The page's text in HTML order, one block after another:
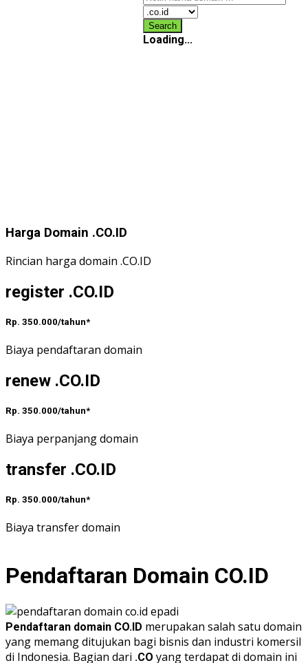
Loading...
Harga Domain .CO.ID
Rincian harga domain .CO.ID
register .CO.ID
Rp. 350.000/tahun*
Biaya pendaftaran domain
renew .CO.ID
Rp. 350.000/tahun*
Biaya perpanjang domain
transfer .CO.ID
Rp. 350.000/tahun*
Biaya transfer domain
Pendaftaran Domain CO.ID
Pendaftaran domain CO.ID merupakan salah satu domain
yang memang ditujukan bagi bisnis dan industri komersil
di Indonesia. Bagian dari .CO yang terdapat di domain ini